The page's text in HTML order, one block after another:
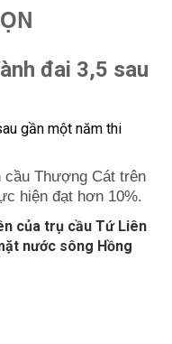
đai 3,5 sau
cầu Thượng Cát trên
hiện đạt hơn 10%.
của trụ cầu Tứ Liên
nước sông Hồng